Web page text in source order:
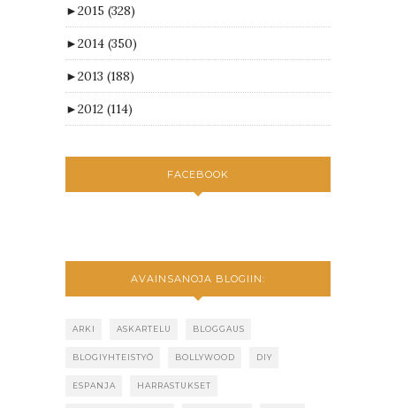
►2015 (328)
►2014 (350)
►2013 (188)
►2012 (114)
FACEBOOK
AVAINSANOJA BLOGIIN:
ARKI ASKARTELU BLOGGAUS
BLOGIYHTEISTYÖ BOLLYWOOD DIY
ESPANJA HARRASTUKSET